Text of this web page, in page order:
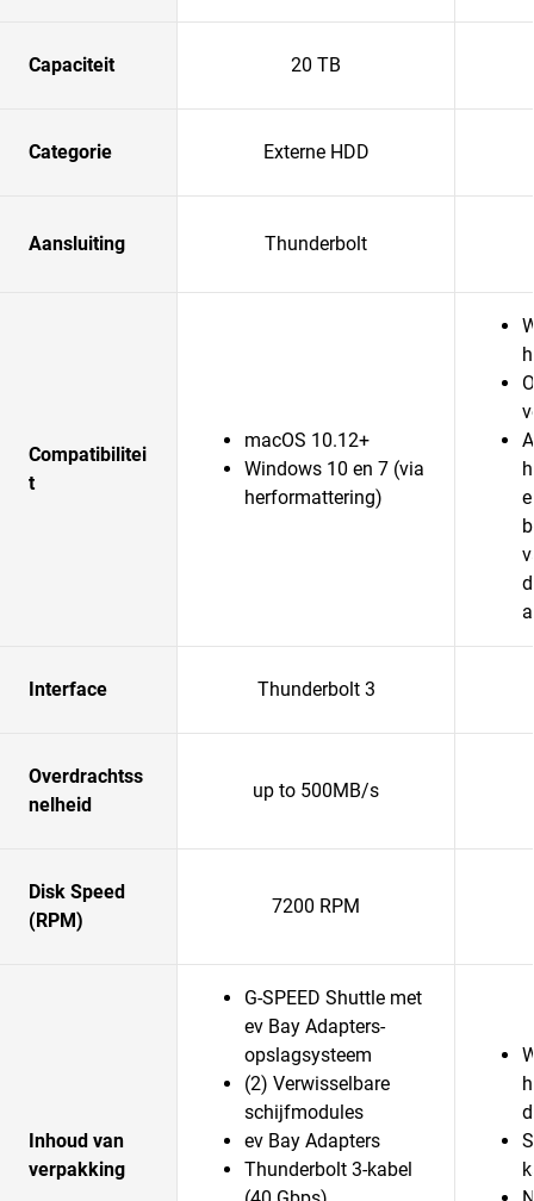
Capaciteit 20 TB
Categorie Externe HDD
Aansluiting Thunderbolt
Compatibilitei
t
macOS 10.12+
Windows 10 en 7 (via
herformattering)
Interface Thunderbolt 3
Overdrachtss
nelheid
up to 500MB/s
Disk Speed
(RPM)
7200 RPM
Inhoud van
verpakking
G-SPEED Shuttle met
ev Bay Adapters-
opslagsysteem
(2) Verwisselbare
schijfmodules
ev Bay Adapters
Thunderbolt 3-kabel